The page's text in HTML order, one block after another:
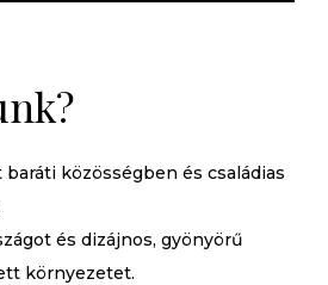
közösségben és családias
és dizájnos, gyönyörű
környezetet.